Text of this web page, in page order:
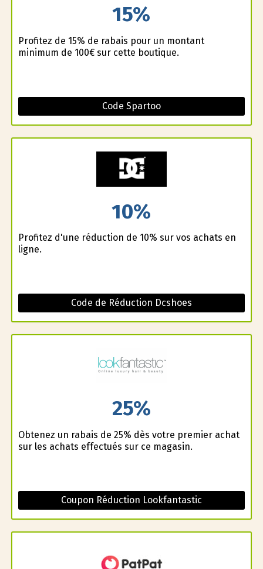
15%
Profitez de 15% de rabais pour un montant
minimum de 100€ sur cette boutique.
Code Spartoo
10%
Profitez d'une réduction de 10% sur vos achats en
ligne.
Code de Réduction Dcshoes
25%
Obtenez un rabais de 25% dès votre premier achat
sur les achats effectués sur ce magasin.
Coupon Réduction Lookfantastic